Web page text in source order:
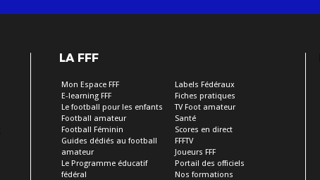
LA FFF
Mon Espace FFF
E-learning FFF
Le football pour les enfants
Football amateur
Football Féminin
Guides dédiés au football
amateur
Le Programme éducatif
fédéral
Labels Fédéraux
Fiches pratiques
TV Foot amateur
Santé
Scores en direct
FFFTV
Joueurs FFF
Portail des officiels
Nos formations